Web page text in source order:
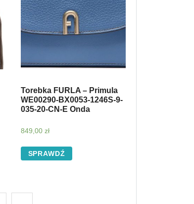
Torebka FURLA – Primula
WE00290-BX0053-1246S-9-
035-20-CN-E Onda
849,00zł
SPRAWDŹ